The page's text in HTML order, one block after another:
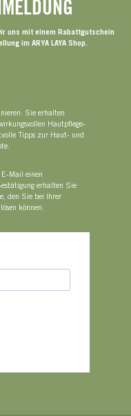
uns mit einem Rabattgutschein
im ARYA LAYA Shop.
Sie erhalten
Hautpflege-
Tipps zur Haut- und
Mail einen
erhalten Sie
den Sie bei Ihrer
können.